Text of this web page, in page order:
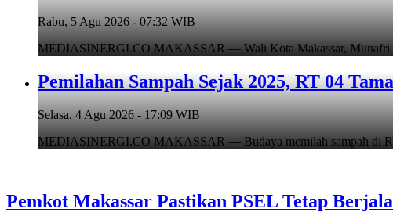
Rabu, 5 Agu 2026 - 07:32 WIB
MEDIASINERGI.CO MAKASSAR — Wali Kota Makassar, Munafri
Pemilahan Sampah Sejak 2025, RT 04
Selasa, 4 Agu 2026 - 17:09 WIB
MEDIASINERGI.CO MAKASSAR — Budaya memilah sampah di
Pemkot Makassar Pastikan PSEL Tetap